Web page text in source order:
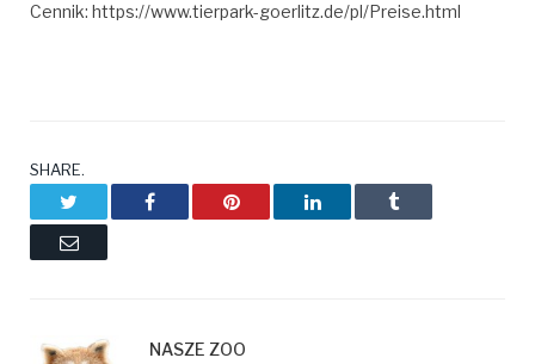
Cennik: https://www.tierpark-goerlitz.de/pl/Preise.html
SHARE.
TwitterFacebookPinterestLinkedInTumblr
Email
NASZE ZOO